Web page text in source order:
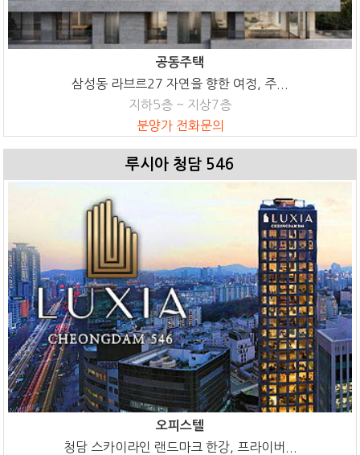
공동주택
삼성동 라브르27 자연을 향한 여정, 주...
지하5층 ~ 지상7층
분양가 전화문의
루시아 청담 546
오피스텔
청담 스카이라인 랜드마크 한강, 프라이버...